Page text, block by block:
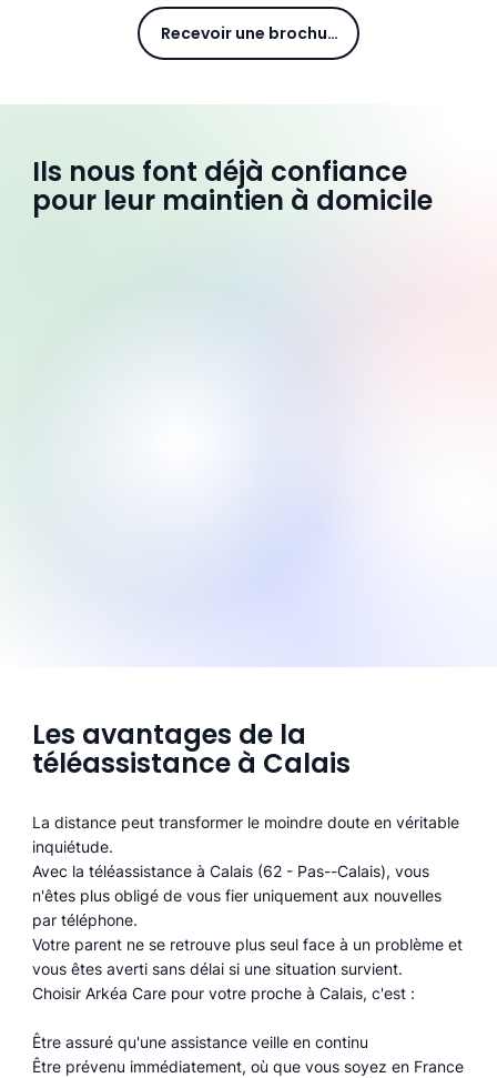
Recevoir une brochure
Ils nous font déjà confiance
pour leur maintien à domicile
Les avantages de la
téléassistance à Calais
La distance peut transformer le moindre doute en véritable
inquiétude.
Avec la téléassistance à Calais (62 - Pas--Calais), vous
n'êtes plus obligé de vous fier uniquement aux nouvelles
par téléphone.
Votre parent ne se retrouve plus seul face à un problème et
vous êtes averti sans délai si une situation survient.
Choisir Arkéa Care pour votre proche à Calais, c'est :
Être assuré qu'une assistance veille en continu
Être prévenu immédiatement, où que vous soyez en France